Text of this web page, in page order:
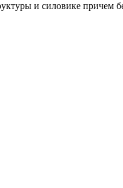
и силовике причем